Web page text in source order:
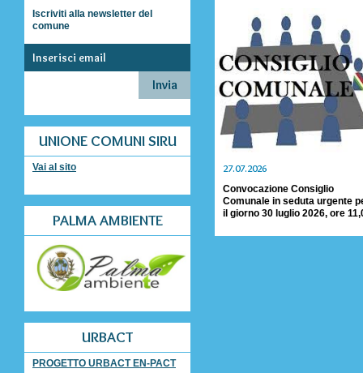
Iscriviti alla newsletter del
comune
UNIONE COMUNI SIRU
Vai al sito
PALMA AMBIENTE
URBACT
PROGETTO URBACT EN-PACT
27.07.2026
Convocazione Consiglio
Comunale in seduta urgente
il giorno 30 luglio 2026, ore